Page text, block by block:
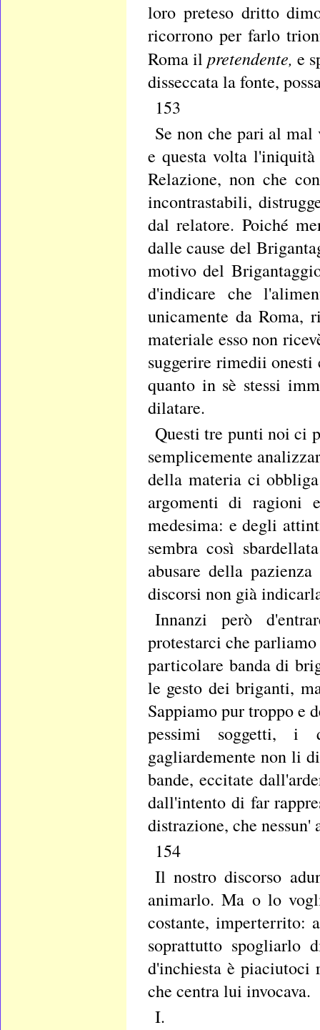
loro preteso dritto
ricorrono per farlo
Roma ilpretendente,e
disseccata la fonte,
153
Se non che pari al
e questa volta
Relazione, non che
incontrastabili,
dal relatore. Poiché
dalle cause del
motivo del
d'indicare che
unicamente da Roma,
materiale esso non
suggerire rimedii
quanto in sè stessi
dilatare.
Questi tre punti noi ci
semplicemente
della materia ci
argomenti di ragioni
medesima: e degli
sembra così
abusare della
discorsi non già
Innanzi però
protestarci che
particolare banda di
le gesto dei briganti,
Sappiamo pur troppo e
pessimi soggetti, i
gagliardemente non li
bande, eccitate
dall'intento di far
distrazione, che
154
Il nostro discorso
animarlo. Ma o lo
costante, imperterrito:
soprattutto spogliarlo
d'inchiesta è piaciutoci
che centra lui invocava.
I.